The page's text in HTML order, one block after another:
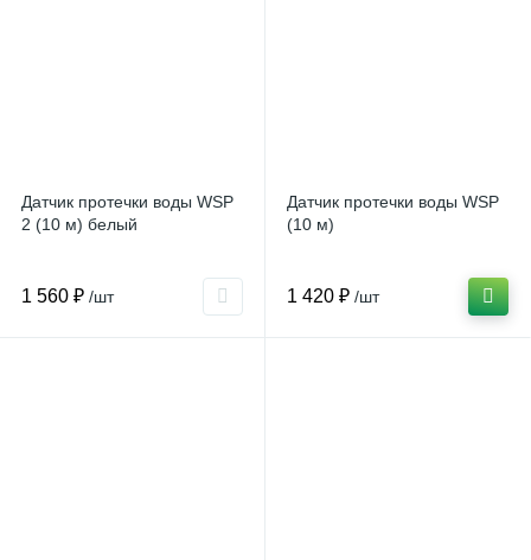
Датчик протечки воды WSP
2 (10 м) белый
1 560 ₽ /шт
Датчик протечки воды WSP
(10 м)
1 420 ₽ /шт